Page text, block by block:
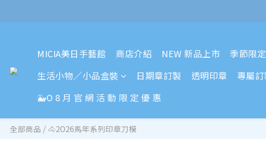
*+:
MICIA美日手藝館 商店介紹 NEW 新品上市 季節限定
生活小物／小品盒裝
日期章訂製 透明印章 專屬
🐳O 8 月 官 網 活 動 限 定 優 惠
全部商品 / 🐴2O26馬年系列印章刀模